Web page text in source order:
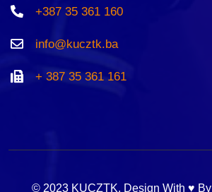
+387 35 361 160
info@kucztk.ba
+ 387 35 361 161
© 2023 KUCZTK. Design With ♥ By